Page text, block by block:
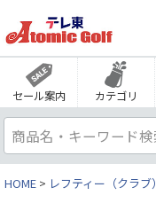
セール案内 カテゴリ
HOME レフティー（クラブ）